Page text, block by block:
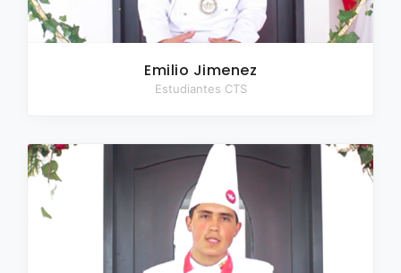
Emilio Jimenez
Estudiantes CTS